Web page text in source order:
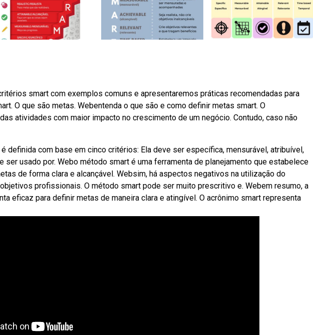
smart com exemplos comuns e apresentaremos práticas recomendadas para
O que são metas. Webentenda o que são e como definir metas smart. O
atividades com maior impacto no crescimento de um negócio. Contudo, caso não
definida com base em cinco critérios: Ela deve ser específica, mensurável, atribuível,
ser usado por. Webo método smart é uma ferramenta de planejamento que estabelece
de forma clara e alcançável. Websim, há aspectos negativos na utilização do
profissionais. O método smart pode ser muito prescritivo e. Webem resumo, a
eficaz para definir metas de maneira clara e atingível. O acrônimo smart representa